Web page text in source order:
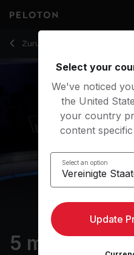
Zurück zu Cycling-Kurse
Zurück
5 min NBA
Select your
We've noticed
the United
your country
content
Select an option
Update